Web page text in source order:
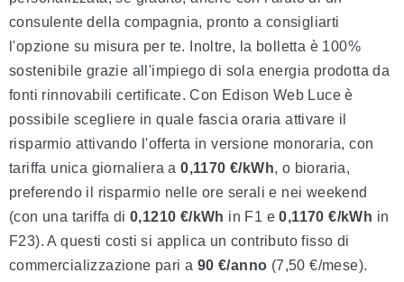
consulente della compagnia, pronto a consigliarti
l'opzione su misura per te. Inoltre, la bolletta è 100%
sostenibile grazie all'impiego di sola energia prodotta da
fonti rinnovabili certificate. Con Edison Web Luce è
possibile scegliere in quale fascia oraria attivare il
risparmio attivando l'offerta in versione monoraria, con
tariffa unica giornaliera a0,1170 €/kWh, o bioraria,
preferendo il risparmio nelle ore serali e nei weekend
(con una tariffa di0,1210 €/kWh in F1 e0,1170 €/kWh in
F23). A questi costi si applica un contributo fisso di
commercializzazione pari a 90 €/anno (7,50 €/mese).